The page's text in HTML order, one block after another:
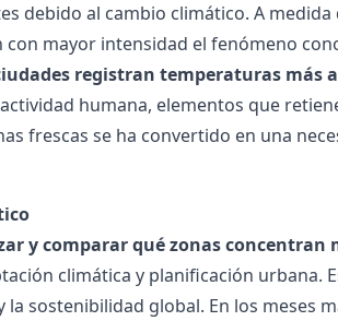
debido al cambio climático. A
mayor intensidad el fenómeno
registran temperaturas más
humana, elementos que
frescas se ha convertido en una
y comparar qué zonas concentran
climática y planificación urbana.
sostenibilidad global. En los meses